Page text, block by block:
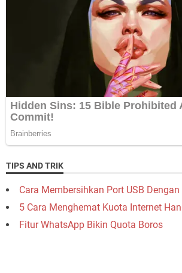
TIPS AND TRIK
Cara Membersihkan Port USB
5 Cara Menghemat Kuota Internet
Fitur WhatsApp Bikin Quota Boros